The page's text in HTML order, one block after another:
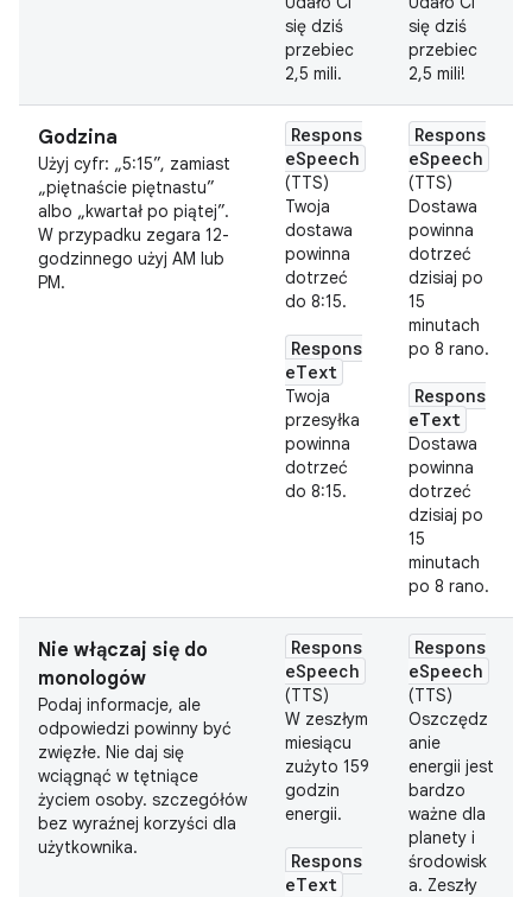
się dziś
przebiec
2,5 mili.
się dziś
przebiec
2,5 mili!
Godzina
Użyj cyfr: „5:15”, zamiast
„piętnaście piętnastu”
albo „kwartał po piątej”.
W przypadku zegara 12-
godzinnego użyj AM lub
PM.
Respons
eSpeech
(TTS)
Twoja
dostawa
powinna
dotrzeć
do 8:15.
Respons
eText
Twoja
przesyłka
powinna
dotrzeć
do 8:15.
Respons
eSpeech
(TTS)
Dostawa
powinna
dotrzeć
dzisiaj po
15
minutach
po 8 rano.
Respons
eText
Dostawa
powinna
dotrzeć
dzisiaj po
15
minutach
po 8 rano.
Nie włączaj się do
monologów
Podaj informacje, ale
odpowiedzi powinny być
zwięzłe. Nie daj się
wciągnąć w tętniące
życiem osoby. szczegółów
bez wyraźnej korzyści dla
użytkownika.
Respons
eSpeech
(TTS)
W zeszłym
miesiącu
zużyto 159
godzin
energii.
Respons
eText
Respons
eSpeech
(TTS)
Oszczędz
anie
energii jest
bardzo
ważne dla
planety i
środowisk
a. Zeszły